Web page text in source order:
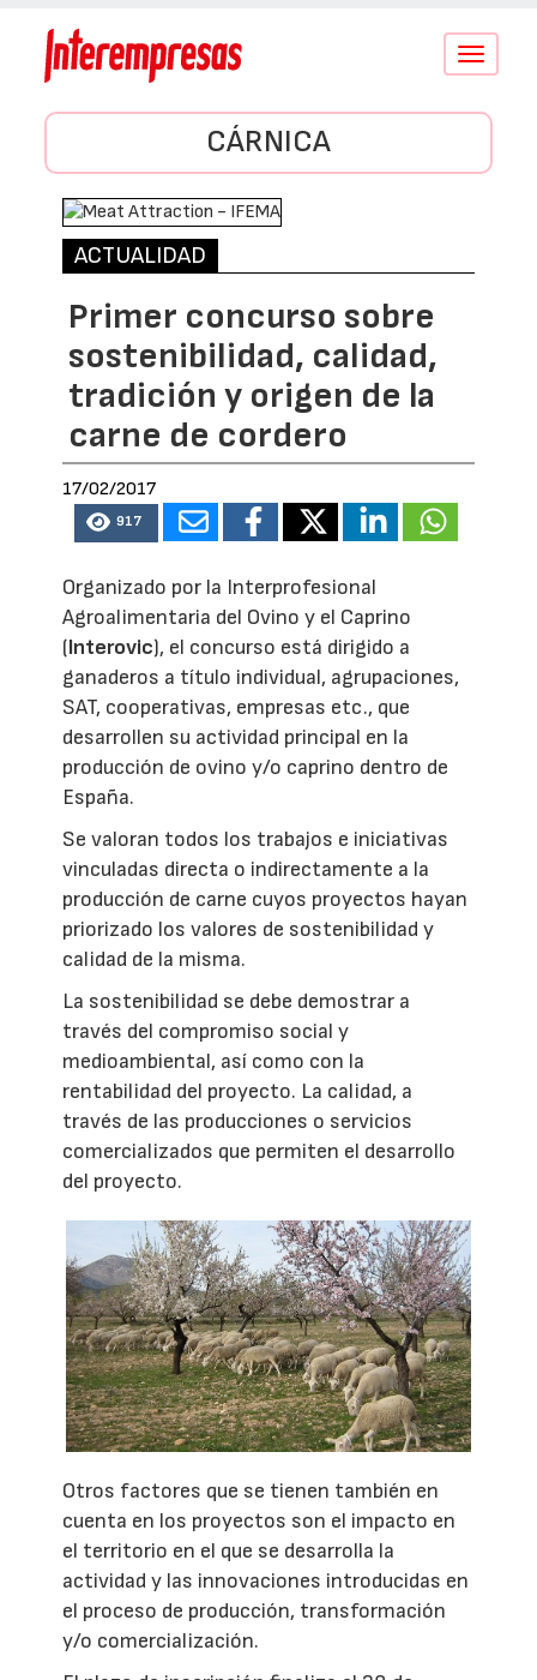
Conmutar
CÁRNICA
ACTUALIDAD
Primer concurso sobre
sostenibilidad, calidad,
tradición y origen de la
carne de cordero
17/02/2017
917
Organizado por la Interprofesional
Agroalimentaria del Ovino y el Caprino
(Interovic), el concurso está dirigido a
ganaderos a título individual, agrupaciones,
SAT, cooperativas, empresas etc., que
desarrollen su actividad principal en la
producción de ovino y/o caprino dentro de
España.
Se valoran todos los trabajos e iniciativas
vinculadas directa o indirectamente a la
producción de carne cuyos proyectos hayan
priorizado los valores de sostenibilidad y
calidad de la misma.
La sostenibilidad se debe demostrar a
través del compromiso social y
medioambiental, así como con la
rentabilidad del proyecto. La calidad, a
través de las producciones o servicios
comercializados que permiten el desarrollo
del proyecto.
Otros factores que se tienen también en
cuenta en los proyectos son el impacto en
el territorio en el que se desarrolla la
actividad y las innovaciones introducidas en
el proceso de producción, transformación
y/o comercialización.